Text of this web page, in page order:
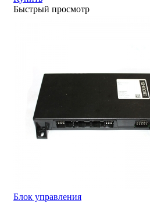
Быстрый просмотр
Блок управления